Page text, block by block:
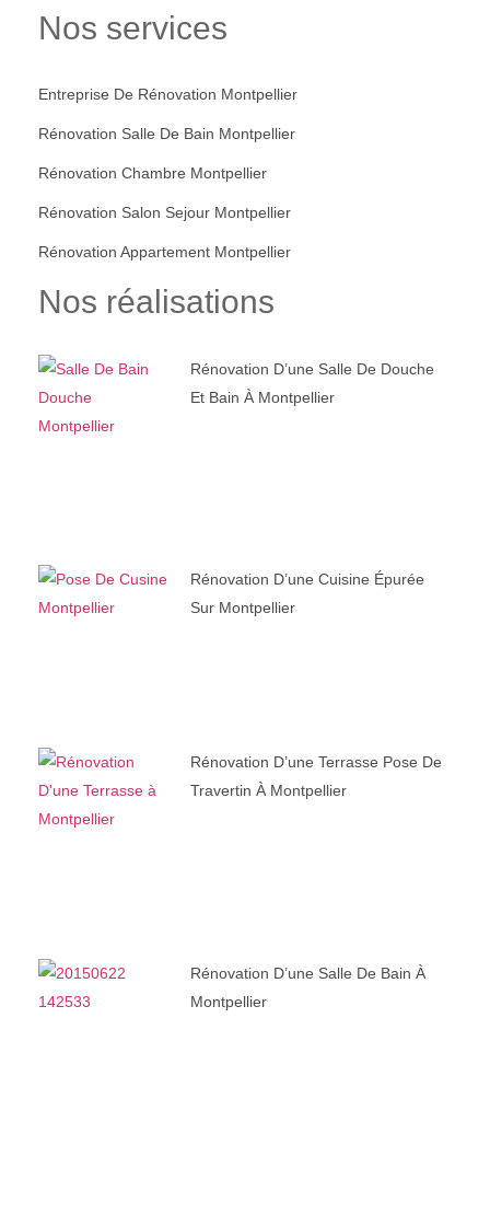
Nos services
Entreprise De Rénovation Montpellier
Rénovation Salle De Bain Montpellier
Rénovation Chambre Montpellier
Rénovation Salon Sejour Montpellier
Rénovation Appartement Montpellier
Nos réalisations
Rénovation D’une Salle De Douche
Et Bain À Montpellier
Rénovation D’une Cuisine Épurée
Sur Montpellier
Rénovation D’une Terrasse Pose De
Travertin À Montpellier
Rénovation D’une Salle De Bain À
Montpellier